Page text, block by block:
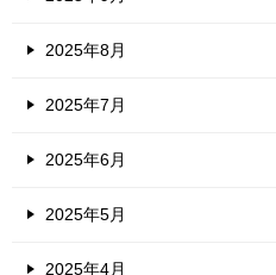
2025年8月
2025年7月
2025年6月
2025年5月
2025年4月